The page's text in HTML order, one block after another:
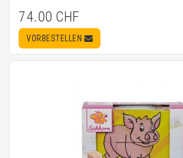
74.00 CHF
VORBESTELLEN